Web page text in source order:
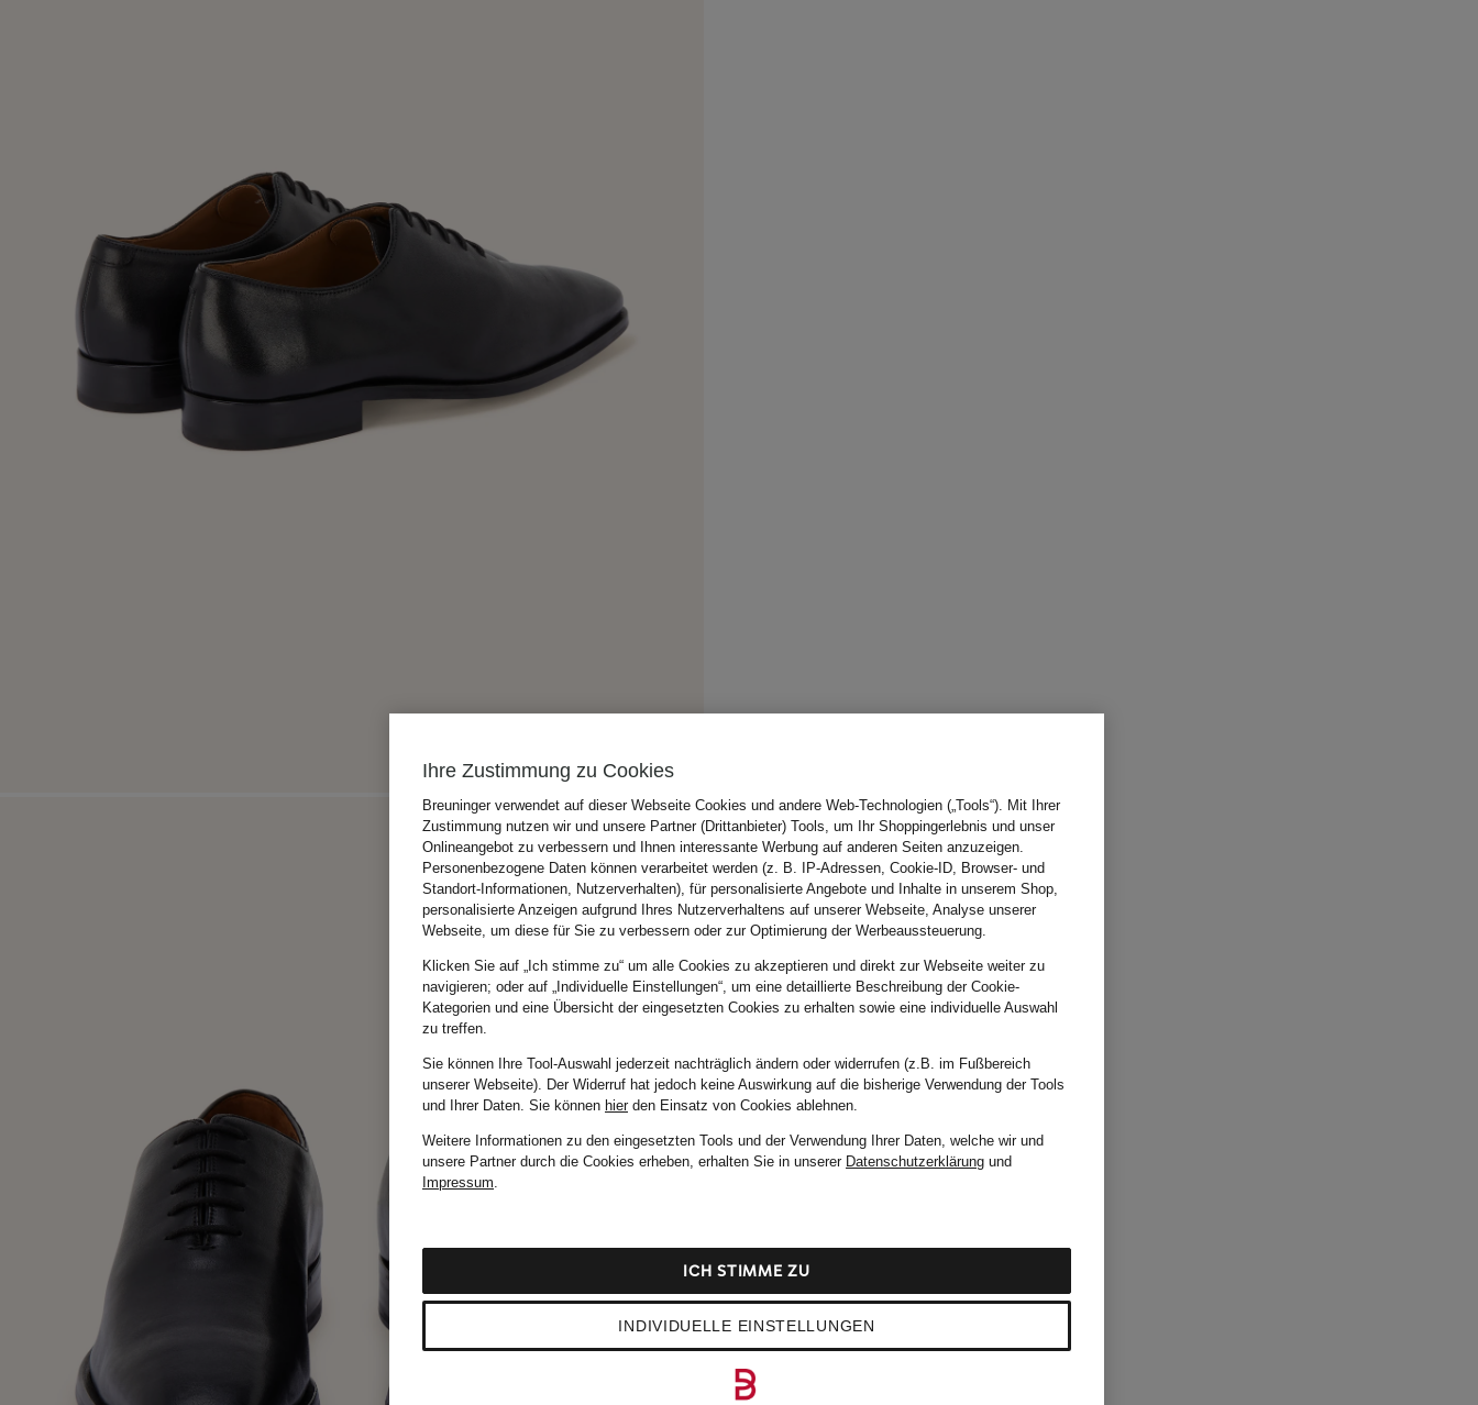
Ihre Zustimmung zu Cookies
Breuninger verwendet auf dieser Webseite Cookies und andere Web-Technologien („Tools“). Mit Ihrer
Zustimmung nutzen wir und unsere Partner (Drittanbieter) Tools, um Ihr Shoppingerlebnis und unser
Onlineangebot zu verbessern und Ihnen interessante Werbung auf anderen Seiten anzuzeigen.
Personenbezogene Daten können verarbeitet werden (z. B. IP-Adressen, Cookie-ID, Browser- und
Standort-Informationen, Nutzerverhalten), für personalisierte Angebote und Inhalte in unserem Shop,
personalisierte Anzeigen aufgrund Ihres Nutzerverhaltens auf unserer Webseite, Analyse unserer
Webseite, um diese für Sie zu verbessern oder zur Optimierung der Werbeaussteuerung.
Klicken Sie auf „Ich stimme zu“ um alle Cookies zu akzeptieren und direkt zur Webseite weiter zu
navigieren; oder auf „Individuelle Einstellungen“, um eine detaillierte Beschreibung der Cookie-
Kategorien und eine Übersicht der eingesetzten Cookies zu erhalten sowie eine individuelle Auswahl
zu treffen.
Sie können Ihre Tool-Auswahl jederzeit nachträglich ändern oder widerrufen (z.B. im Fußbereich
unserer Webseite). Der Widerruf hat jedoch keine Auswirkung auf die bisherige Verwendung der Tools
und Ihrer Daten. Sie können hierden Einsatz von Cookies ablehnen.
Weitere Informationen zu den eingesetzten Tools und der Verwendung Ihrer Daten, welche wir und
unsere Partner durch die Cookies erheben, erhalten Sie in unserer Datenschutzerklärung und
Impressum.
INDIVIDUELLE EINSTELLUNGEN
ICH STIMME ZU